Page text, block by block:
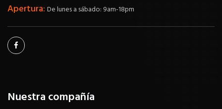
Apertura: De lunes a sábado: 9am-18pm
Nuestra compañía